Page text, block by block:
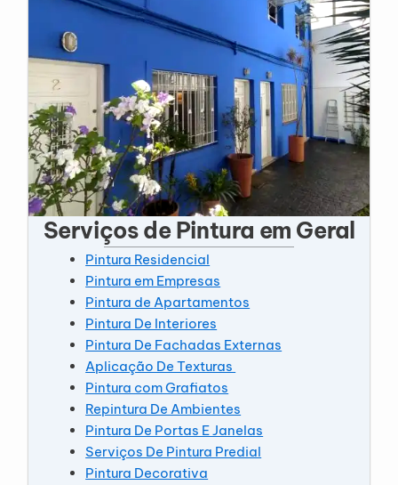
Serviços de Pintura em Geral
Pintura Residencial
Pintura em Empresas
Pintura de Apartamentos
Pintura De Interiores
Pintura De Fachadas Externas
Aplicação De Texturas
Pintura com Grafiatos
Repintura De Ambientes
Pintura De Portas E Janelas
Serviços De Pintura Predial
Pintura Decorativa